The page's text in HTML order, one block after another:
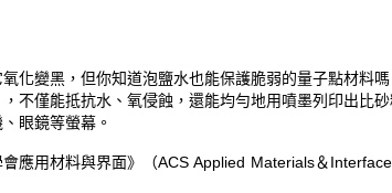
化變黑，但你知道泡鹽水也能保護脆弱的量子點材料
不僅能抵抗水、氧侵蝕，還能均勻地用噴墨列印出比
眼鏡等螢幕。
應用材料與界面》（ACS Applied Materials＆